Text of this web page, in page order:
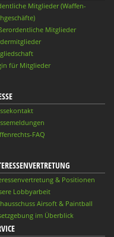
Mitglieder (Waffen-
Mitglieder
für Mitglieder
FAQ
& Positionen
Lobbyarbeit
Airsoft & Paintball
im Überblick